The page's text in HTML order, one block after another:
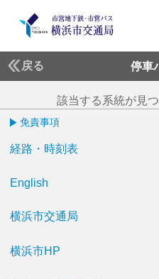
戻る 停車
該当する系統が見
免責事項
経路・時刻表
English
横浜市交通局
横浜市HP